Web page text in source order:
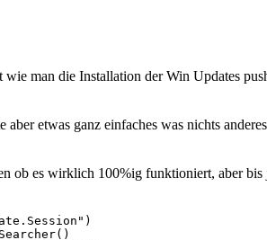
man die Installation der Win Updates
etwas ganz einfaches was nichts
ob es wirklich 100%ig funktioniert, aber bis